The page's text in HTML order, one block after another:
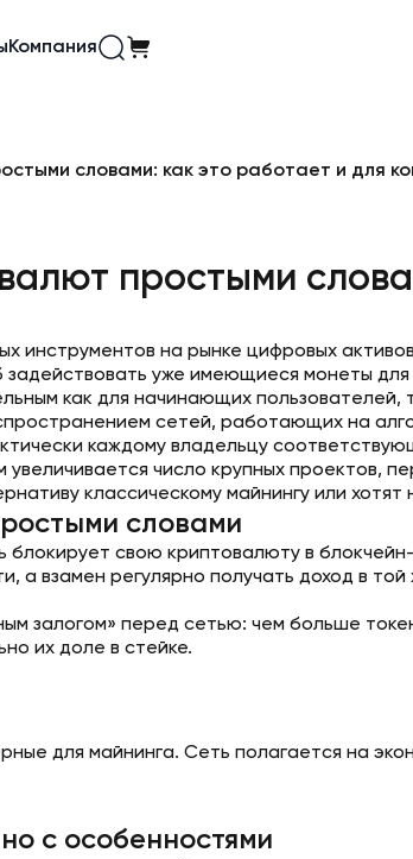
Компания
словами: как это работает и для
простыми
инструментов на рынке цифровых
уже имеющиеся монеты
как для начинающих
сетей, работающих на
каждому владельцу
число крупных проектов,
классическому майнингу или
словами
блокирует свою криптовалюту в
а взамен регулярно получать доход в
залогом» перед сетью: чем больше
их доле в стейке.
для майнинга. Сеть полагается на
с особенностями